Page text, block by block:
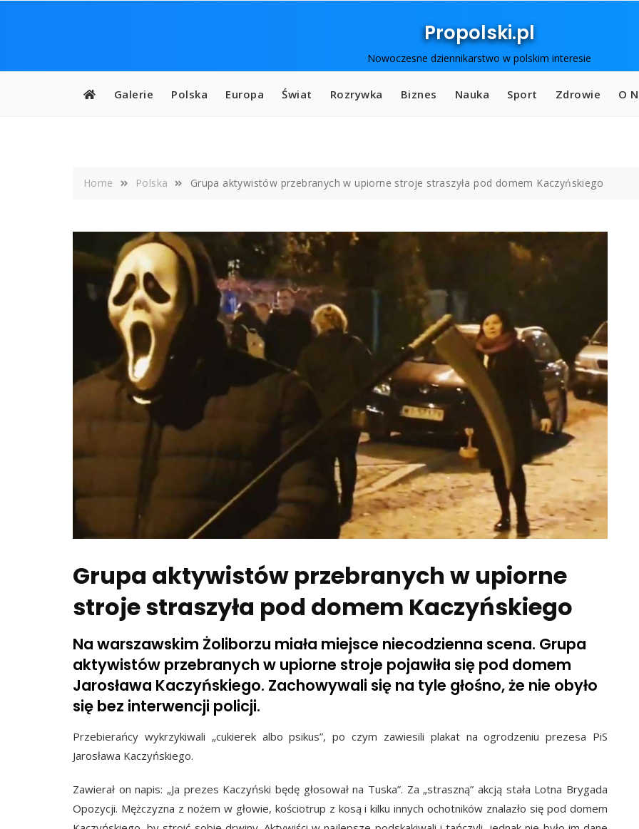
Propolski.pl
Nowoczesne dziennikarstwo w polskim interesie
Galerie Polska Europa Świat Rozrywka Biznes Nauka Sport Zdrowie O
Home Polska Grupa aktywistów przebranych w upiorne stroje straszyła pod domem Kaczyńskiego
Grupa aktywistów przebranych w upiorne
stroje straszyła pod domem Kaczyńskiego
Na warszawskim Żoliborzu miała miejsce niecodzienna scena. Grupa
aktywistów przebranych w upiorne stroje pojawiła się pod domem
Jarosława Kaczyńskiego. Zachowywali się na tyle głośno, że nie obyło
się bez interwencji policji.
Przebierańcy wykrzykiwali „cukierek albo psikus”, po czym zawiesili plakat na ogrodzeniu prezesa PiS
Jarosława Kaczyńskiego.
Zawierał on napis: „Ja prezes Kaczyński będę głosował na Tuska”. Za „straszną” akcją stała Lotna Brygada
Opozycji. Mężczyzna z nożem w głowie, kościotrup z kosą i kilku innych ochotników znalazło się pod domem